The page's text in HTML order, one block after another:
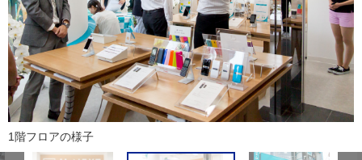
1階フロアの様子